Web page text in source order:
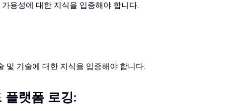
용성에 대한 지식을 입증해야 합니다.
및 기술에 대한 지식을 입증해야 합니다.
랫폼 로깅: